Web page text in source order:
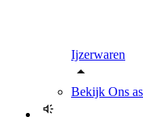
Ijzerwaren
Bekijk Ons